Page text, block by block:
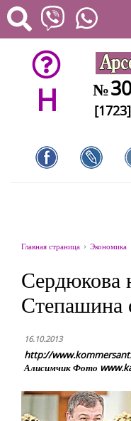
H №30
[1723]
Главная страница Экономика
Сердюкова
Степашина
16.10.2013
http://
Алисимчик Фото